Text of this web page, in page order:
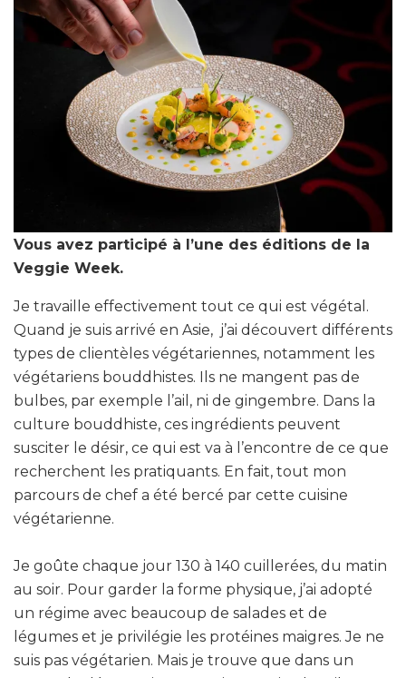
Vous avez participé à l’une des éditions de la
Veggie Week.
Je travaille effectivement tout ce qui est végétal.
Quand je suis arrivé en Asie, j’ai découvert différents
types de clientèles végétariennes, notamment les
végétariens bouddhistes. Ils ne mangent pas de
bulbes, par exemple l’ail, ni de gingembre. Dans la
culture bouddhiste, ces ingrédients peuvent
susciter le désir, ce qui est va à l’encontre de ce que
recherchent les pratiquants. En fait, tout mon
parcours de chef a été bercé par cette cuisine
végétarienne.
Je goûte chaque jour 130 à 140 cuillerées, du matin
au soir. Pour garder la forme physique, j’ai adopté
un régime avec beaucoup de salades et de
légumes et je privilégie les protéines maigres. Je ne
suis pas végétarien. Mais je trouve que dans un